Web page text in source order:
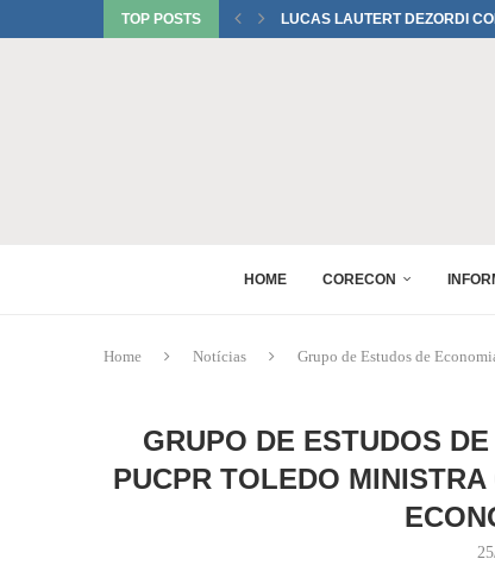
TOP POSTS UMA HOMENAGEM DO
HOME CORECON
Home Notícias Grupo de Estudos de
GRUPO DE ESTUDOS
PUCPR TOLEDO